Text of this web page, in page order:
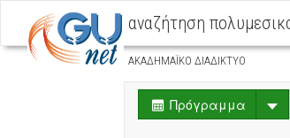
αναζήτηση
ΑΚΑΔΗΜΑΪΚΟ ΔΙΑΔΙΚΤΥΟ
Πρόγραμμα